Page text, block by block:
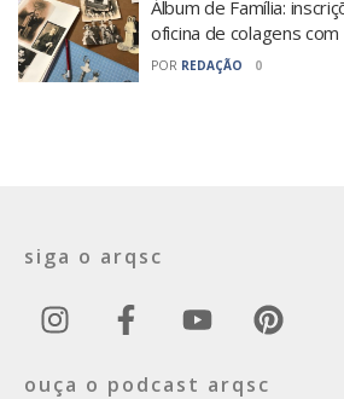
Álbum de Família:
oficina de colagens com
POR REDAÇÃO 0
siga o arqsc
ouça o podcast arqsc